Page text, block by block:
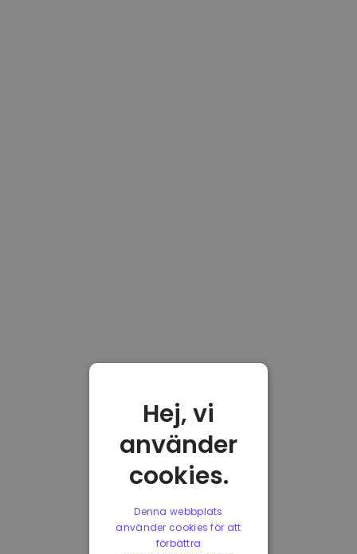
Hej, vi
använder
cookies.
Denna webbplats
använder cookies för att
förbättra